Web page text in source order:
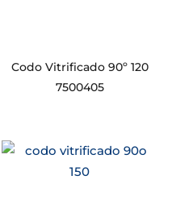
Codo Vitrificado 90º 120
7500405